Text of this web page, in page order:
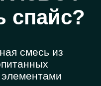
спайс?
смесь из